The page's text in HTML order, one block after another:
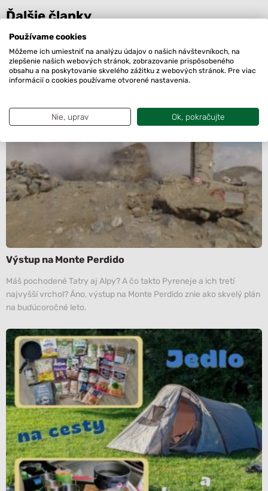
Ďalšie članky
Výstup na Monte Perdido
Máš pochodené Tatry aj Alpy? A čo takto Pyreneje a ich tretí
najvyšší vrchol? Áno, výstup na Monte Perdido znie ako skvelý plán
na budúcoročné leto.
Používame cookies
Môžeme ich umiestniť na analýzu údajov o našich návštevníkoch, na
zlepšenie našich webových stránok, zobrazovanie prispôsobeného
obsahu a na poskytovanie skvelého zážitku z webových stránok. Pre viac
informácií o cookies používame otvorené nastavenia.
Nie, uprav Ok, pokračujte